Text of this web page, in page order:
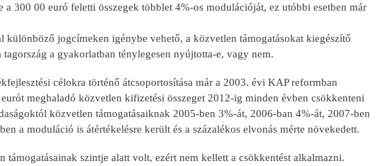
300 00 euró feletti összegek többlet 4%-os modulációját, ez utóbbi esetben már
különböző jogcímeken igénybe vehető, a közvetlen támogatásokat kiegészítő
a gyakorlatban ténylegesen nyújtotta-e, vagy nem.
célokra történő átcsoportosítása már a 2003. évi KAP reformban
meghaladó közvetlen kifizetési összeget 2012-ig minden évben csökkenteni
közvetlen támogatásaiknak 2005-ben 3%-át, 2006-ban 4%-át, 2007-ben
a moduláció is átértékelésre került és a százalékos elvonás mérte növekedett.
szintje alatt volt, ezért nem kellett a csökkentést alkalmazni.